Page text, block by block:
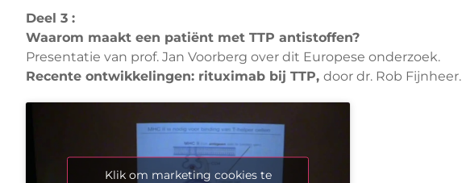
Deel 3 :
Waarom maakt een patiënt met TTP antistoffen?
Presentatie van prof. Jan Voorberg over dit Europese onderzoek.
Recente ontwikkelingen: rituximab bij TTP,door dr. Rob Fijnheer.
Klik om marketing cookies te